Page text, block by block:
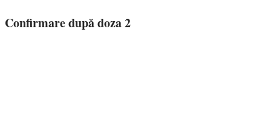
Confirmare după doza 2